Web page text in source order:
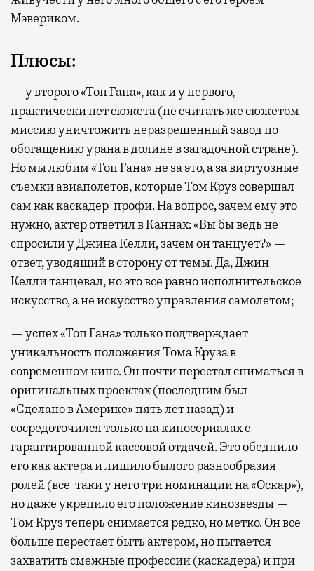
Мэвериком.
Плюсы:
— у второго «Топ Гана», как и у первого,
практически нет сюжета (не считать же сюжетом
миссию уничтожить неразрешенный завод по
обогащению урана в долине в загадочной стране).
Но мы любим «Топ Гана» не за это, а за виртуозные
съемки авиаполетов, которые Том Круз совершал
сам как каскадер-профи. На вопрос, зачем ему это
нужно, актер ответил в Каннах: «Вы бы ведь не
спросили у Джина Келли, зачем он танцует?» —
ответ, уводящий в сторону от темы. Да, Джин
Келли танцевал, но это все равно исполнительское
искусство, а не искусство управления самолетом;
— успех «Топ Гана» только подтверждает
уникальность положения Тома Круза в
современном кино. Он почти перестал сниматься в
оригинальных проектах (последним был
«Сделано в Америке» пять лет назад) и
сосредоточился только на киносериалах с
гарантированной кассовой отдачей. Это обеднило
его как актера и лишило былого разнообразия
ролей (все-таки у него три номинации на «Оскар»),
но даже укрепило его положение кинозвезды —
Том Круз теперь снимается редко, но метко. Он все
больше перестает быть актером, но пытается
захватить смежные профессии (каскадера) и при